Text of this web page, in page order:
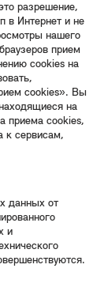
разрешение,
в Интернет и не
нашего
прием
cookies на
cookies». Вы
на
приема cookies,
к сервисам,
данных от
и